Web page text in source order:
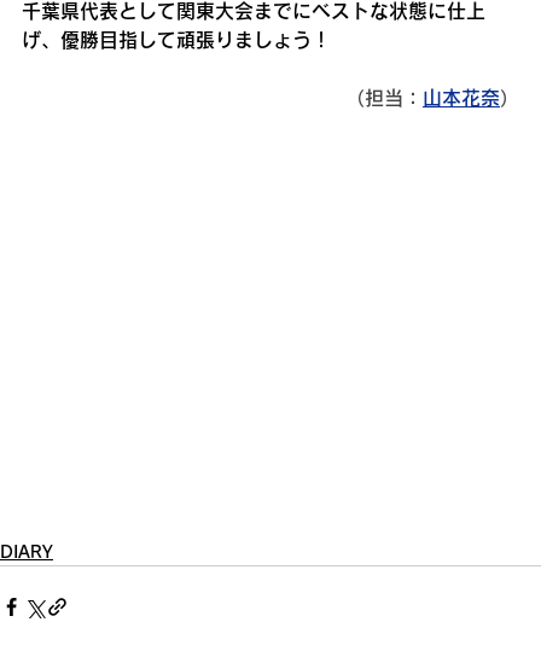
千葉県代表として関東大会までにベストな状態に仕上
げ、優勝目指して頑張りましょう！
（担当： 山本花奈）
DIARY